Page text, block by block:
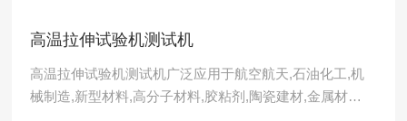
高温拉伸试验机测试机
高温拉伸试验机测试机广泛应用于航空航天,石油化工,机
械制造,新型材料,高分子材料,胶粘剂,陶瓷建材,金属材料